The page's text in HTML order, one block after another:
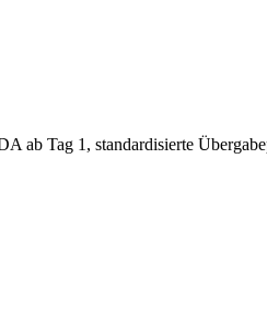
ab Tag 1, standardisierte